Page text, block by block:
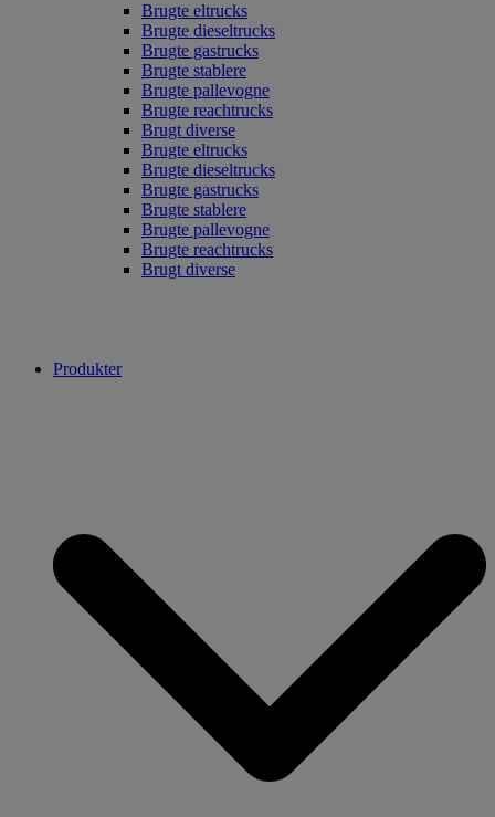
Brugte eltrucks
Brugte dieseltrucks
Brugte gastrucks
Brugte stablere
Brugte pallevogne
Brugte reachtrucks
Brugt diverse
Brugte eltrucks
Brugte dieseltrucks
Brugte gastrucks
Brugte stablere
Brugte pallevogne
Brugte reachtrucks
Brugt diverse
Produkter